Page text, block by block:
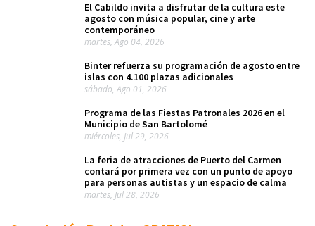
El Cabildo invita a disfrutar de la cultura este
agosto con música popular, cine y arte
contemporáneo
martes, Ago 04, 2026
Binter refuerza su programación de agosto entre
islas con 4.100 plazas adicionales
sábado, Ago 01, 2026
Programa de las Fiestas Patronales 2026 en el
Municipio de San Bartolomé
miércoles, Jul 29, 2026
La feria de atracciones de Puerto del Carmen
contará por primera vez con un punto de apoyo
para personas autistas y un espacio de calma
martes, Jul 28, 2026